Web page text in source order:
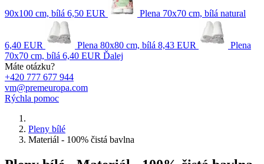
90x100 cm, bílá 6,50 EUR Plena 70x70 cm, bílá natural
6,40 EUR Plena 80x80 cm, bílá 8,43 EUR
Plena
70x70 cm, bílá 6,40 EUR Ďalej
Máte otázku?
+420 777 677 944
vm@premeuropa.com
Rýchla pomoc
Pleny bílé
Materiál - 100% čistá bavlna